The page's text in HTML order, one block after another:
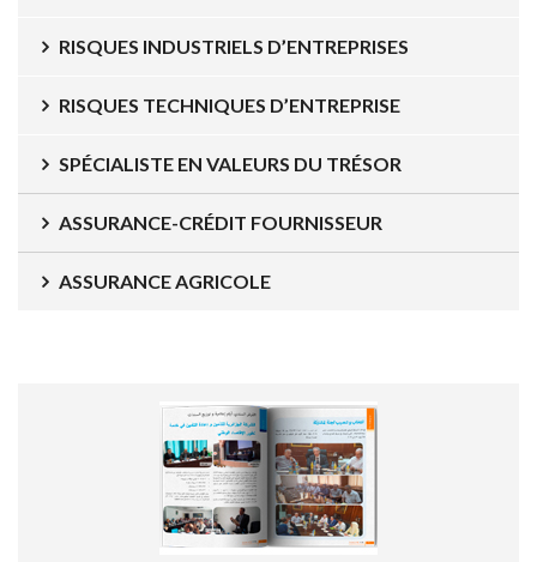
RISQUES INDUSTRIELS D’ENTREPRISES
RISQUES TECHNIQUES D’ENTREPRISE
SPÉCIALISTE EN VALEURS DU TRÉSOR
ASSURANCE-CRÉDIT FOURNISSEUR
ASSURANCE AGRICOLE